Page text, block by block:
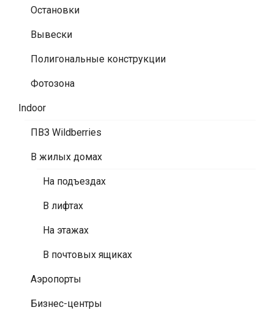
Остановки
Вывески
Полигональные конструкции
Фотозона
Indoor
ПВЗ Wildberries
В жилых домах
На подъездах
В лифтах
На этажах
В почтовых ящиках
Аэропорты
Бизнес-центры